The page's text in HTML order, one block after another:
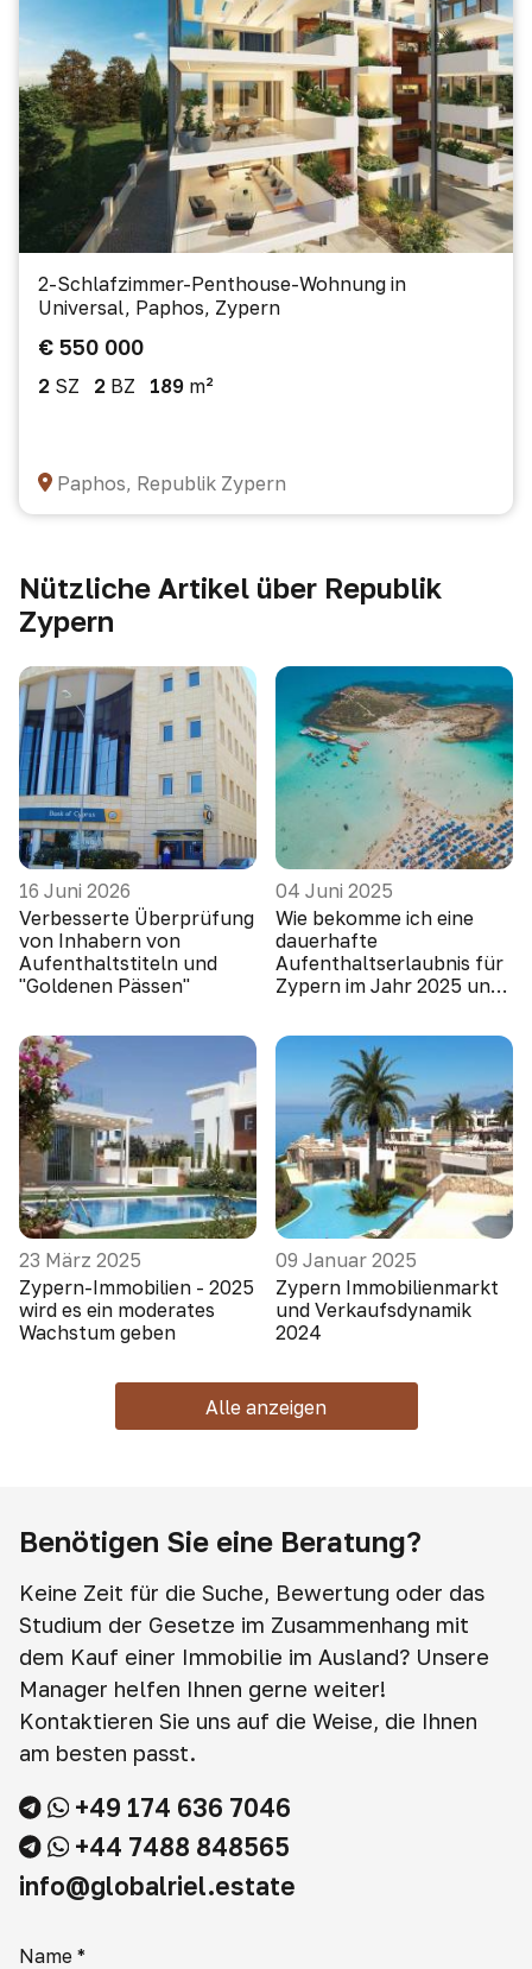
2-Schlafzimmer-Penthouse-Wohnung in
Universal, Paphos, Zypern
€ 550 000
2 SZ 2 BZ 189 m²
Paphos, Republik Zypern
Nützliche Artikel über Republik
Zypern
16 Juni 2026
Verbesserte Überprüfung
von Inhabern von
Aufenthaltstiteln und
"Goldenen Pässen"
04 Juni 2025
Wie bekomme ich eine
dauerhafte
Aufenthaltserlaubnis für
Zypern im Jahr 2025 und
Wohnungen zu kaufen
23 März 2025
Zypern-Immobilien - 2025
wird es ein moderates
Wachstum geben
09 Januar 2025
Zypern Immobilienmarkt
und Verkaufsdynamik
2024
Alle anzeigen
Benötigen Sie eine Beratung?
Keine Zeit für die Suche, Bewertung oder das
Studium der Gesetze im Zusammenhang mit
dem Kauf einer Immobilie im Ausland? Unsere
Manager helfen Ihnen gerne weiter!
Kontaktieren Sie uns auf die Weise, die Ihnen
am besten passt.
+49 174 636 7046
+44 7488 848565
info@globalriel.estate
Name *